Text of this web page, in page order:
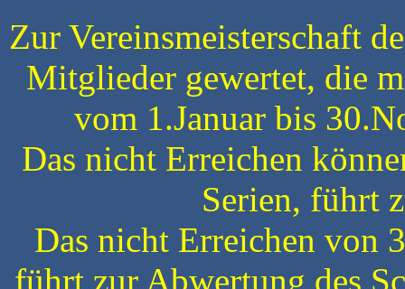
Zur Vereinsmeisterschaft
Mitglieder gewertet, die
vom 1.Januar bis
Das nicht Erreichen
Serien, führt
Das nicht Erreichen von
führt zur Abwertung des